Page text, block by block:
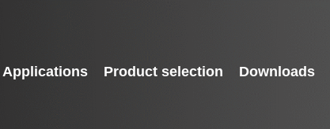
Applications Product selection Downloads